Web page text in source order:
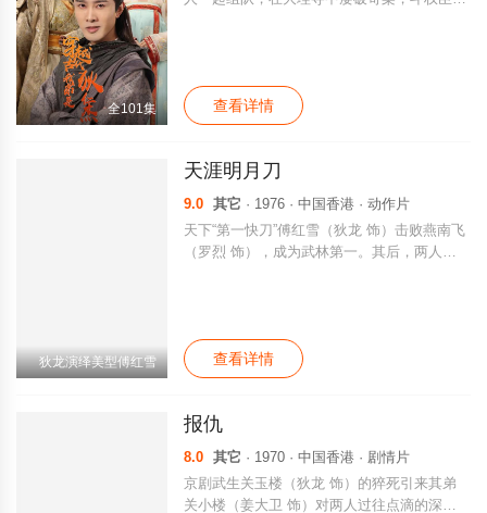
全101集 查看详情
狄龙演绎美型傅红雪
天涯明月刀
9.0 其它 · 1976 · 中国香港 · 动作片
天下“第一快刀”傅红雪（狄龙 饰）击败燕南飞
（罗烈 饰），成为武林第一。其后，两人被
追查真相，一番苦斗后，傅红雪撕下对方人皮
面具。查看详情
报仇
8.0 其它 · 1970 · 中国香港 · 剧情片
京剧武生关玉楼（狄龙 饰）的猝死引来其弟
关小楼（姜大卫 饰）对两人过往点滴的深情